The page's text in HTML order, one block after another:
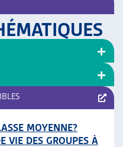
MOYENNE?
VIE DES GROUPES À